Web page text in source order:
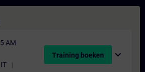
AM
IT
Training boeken expand_more